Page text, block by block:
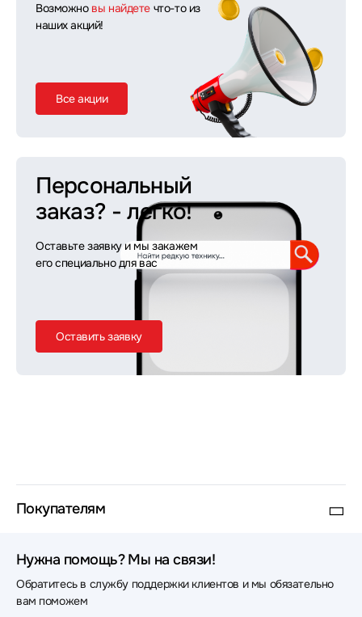
Возможно вы найдете что-то из
наших акций!
Все акции
Персональный
заказ? - легко!
Оставьте заявку и мы закажем
его специально для вас
Оставить заявку
Покупателям
Нужна помощь? Мы на связи!
Обратитесь в службу поддержки клиентов и мы обязательно
вам поможем